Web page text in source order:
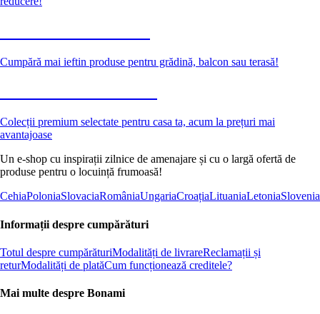
Cumpără mai ieftin produse pentru grădină, balcon sau terasă!
Colecții premium selectate pentru casa ta, acum la prețuri mai
avantajoase
Un e-shop cu inspirații zilnice de amenajare și cu o largă ofertă de
produse pentru o locuință frumoasă!
CehiaPoloniaSlovaciaRomâniaUngariaCroațiaLituaniaLetoniaSlovenia
Informații despre cumpărături
Totul despre cumpărăturiModalități de livrareReclamații și
returModalități de platăCum funcționează creditele?
Mai multe despre Bonami